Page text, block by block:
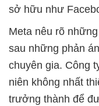
sở hữu như
Meta nêu rõ
sau những phản
chuyên gia. Công
niên không nhất
trưởng thành để